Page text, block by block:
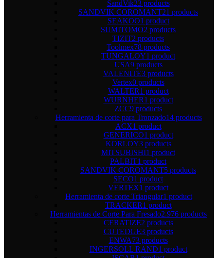
SandVik23 products
SANDVIK COROMANT21 products
SEAKOO1 product
SUMITOMO2 products
TIZIT2 products
Toolmex78 products
TUNGALOY1 product
USA9 products
VALENITE3 products
Vertex0 products
WALTER1 product
WURNHER1 product
ZCC9 products
Herramienta de corte para Tronzado14 products
ACX1 product
GENERICO1 product
KORLOY3 products
MITSUBISHI1 product
PALBIT1 product
SANDVIK COROMANT5 products
SECO1 product
VERTEX1 product
Herramienta de corte Triangular1 product
TRACKER1 product
Herramientas de Corte Para Fresado2.976 products
CERATIZE2 products
CUTEDGE3 products
ENWA73 products
INGERSOLL RAND1 product